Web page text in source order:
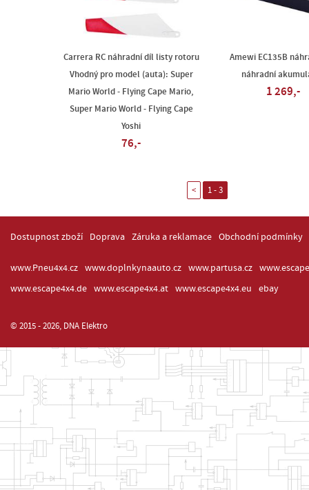
Carrera RC náhradní díl listy rotoru
Vhodný pro model (auta): Super
Mario World - Flying Cape Mario,
Super Mario World - Flying Cape
Yoshi
76,-
Amewi EC135B
náhradní
1 269,-
< 1 - 3
Dostupnost zboží Doprava Záruka a reklamace Obchodní podmínky
www.Pneu4x4.cz www.doplnkynaauto.cz www.partusa.cz
www.escape4x4.de
www.escape4x4.at www.escape4x4.eu ebay
© 2015 - 2026, DNA Elektro